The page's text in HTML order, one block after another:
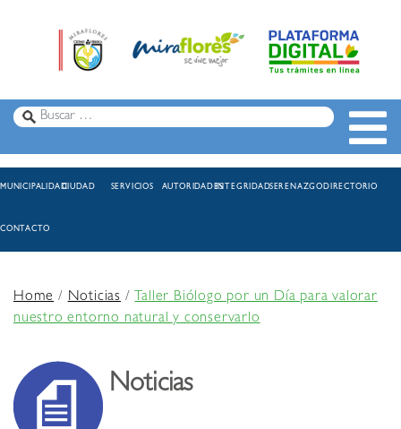
MUNICIPALIDADCIUDAD SERVICIOS AUTORIDADESINTEGRIDADSERENAZGODIRECTORIO
CONTACTO
Home/Noticias /Taller Biólogo por un Día para valorar
nuestro entorno natural y conservarlo
Noticias